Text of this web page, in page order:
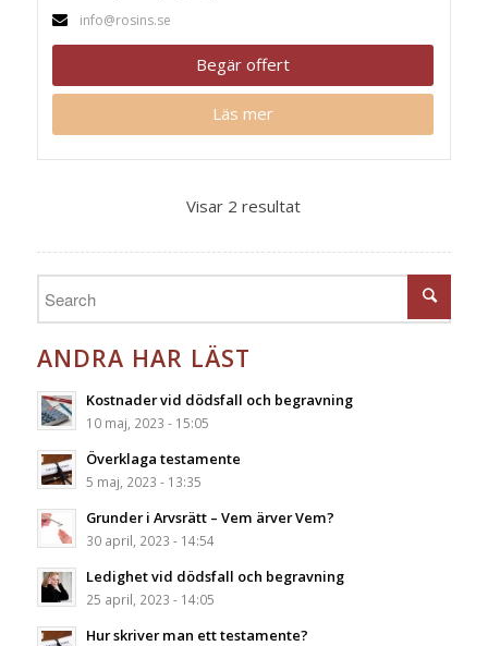
info@rosins.se
Begär offert
Läs mer
Visar 2 resultat
ANDRA HAR LÄST
Kostnader vid dödsfall och begravning
10 maj, 2023 - 15:05
Överklaga testamente
5 maj, 2023 - 13:35
Grunder i Arvsrätt – Vem ärver Vem?
30 april, 2023 - 14:54
Ledighet vid dödsfall och begravning
25 april, 2023 - 14:05
Hur skriver man ett testamente?